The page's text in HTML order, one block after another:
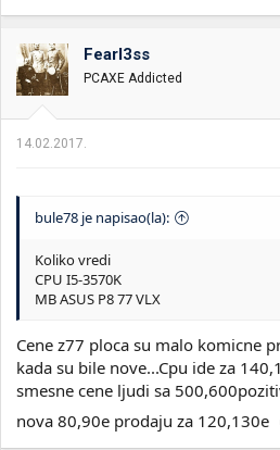
Fearl3ss
PCAXE Addicted
14.02.2017.
bule78 je napisao(la):
Koliko vredi
CPU I5-3570K
MB ASUS P8 77 VLX
Cene z77 ploca su malo komicne
kada su bile nove...Cpu ide za
smesne cene ljudi sa
nova 80,90e prodaju za 120,130e